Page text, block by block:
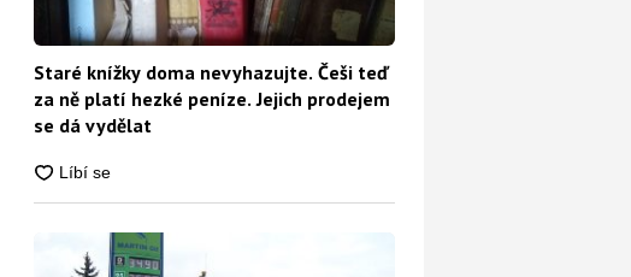
Staré knížky doma nevyhazujte. Češi teď
za ně platí hezké peníze. Jejich prodejem
se dá vydělat